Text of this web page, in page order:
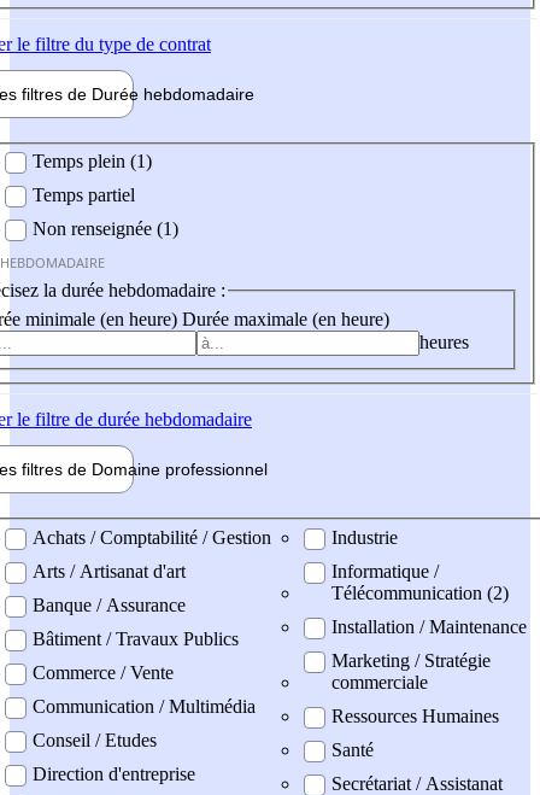
le filtre du type de contrat
filtres de Durée hebdomadaire
Temps plein (1)
Temps partiel
Non renseignée (1)
la durée hebdomadaire :
minimale (en heure) Durée maximale (en heure)
heures
le filtre de durée hebdomadaire
filtres de Domaine professionnel
professionel
Achats / Comptabilité / Gestion
Arts / Artisanat d'art
Banque / Assurance
Bâtiment / Travaux Publics
Commerce / Vente
Communication / Multimédia
Conseil / Etudes
Direction d'entreprise
Industrie
Informatique /
Télécommunication (2)
Installation / Maintenance
Marketing / Stratégie
commerciale
Ressources Humaines
Santé
Secrétariat / Assistanat